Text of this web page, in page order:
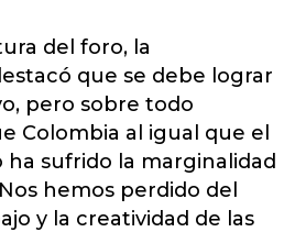
del foro, la
que se debe lograr
pero sobre todo
Colombia al igual que el
sufrido la marginalidad
hemos perdido del
y la creatividad de las